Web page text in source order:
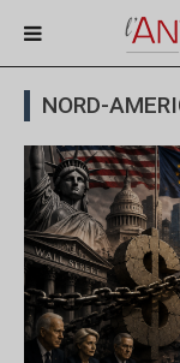
NORD-